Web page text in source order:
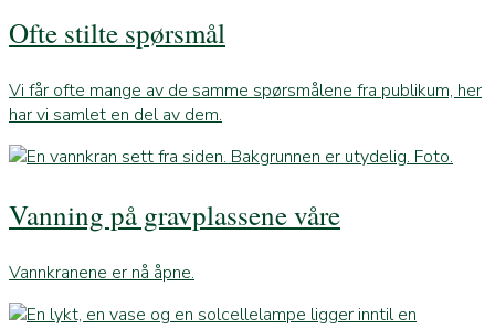
Ofte stilte spørsmål
Vi får ofte mange av de samme spørsmålene fra publikum, her
har vi samlet en del av dem.
Vanning på gravplassene våre
Vannkranene er nå åpne.